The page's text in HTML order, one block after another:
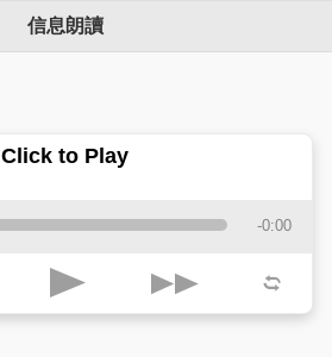
信息朗讀
Click to Play
-0:00
p k l